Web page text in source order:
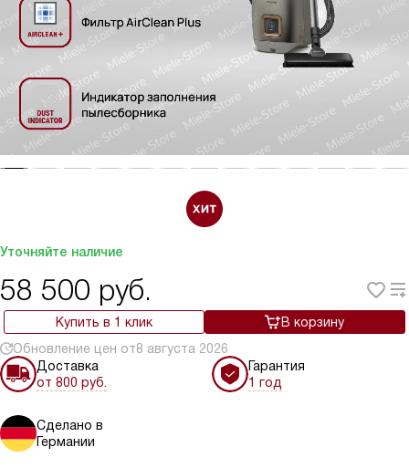
Уточняйте наличие
58 500 руб.
Купить в 1 клик
В корзину
Обновление цен от8 августа 2026
Доставка
от 800 руб.
Гарантия
1 год
Сделано в
Германии